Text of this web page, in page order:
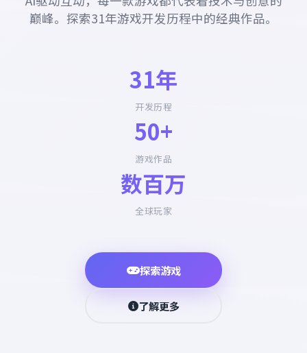
巅峰。探索31年游戏开发历程中的经典作品。
31年
开发历程
50+
游戏作品
数百万
全球玩家
探索游戏
了解更多